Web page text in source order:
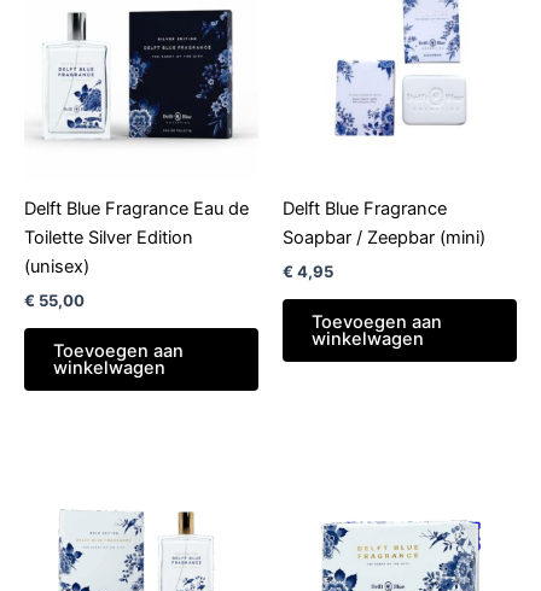
Delft Blue Fragrance Eau de
Toilette Silver Edition
(unisex)
€ 55,00
Toevoegen aan
winkelwagen
Delft Blue Fragrance
Soapbar / Zeepbar (mini)
€ 4,95
Toevoegen aan
winkelwagen